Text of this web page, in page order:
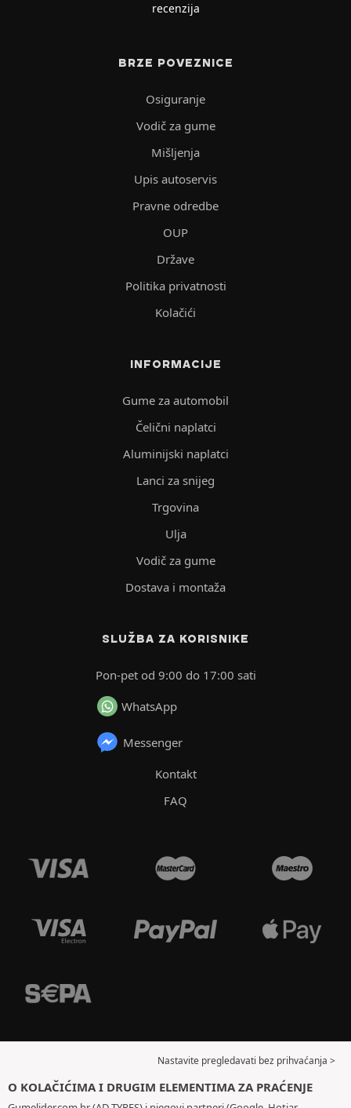
recenzija
BRZE POVEZNICE
Osiguranje
Vodič za gume
Mišljenja
Upis autoservis
Pravne odredbe
OUP
Države
Politika privatnosti
Kolačići
INFORMACIJE
Gume za automobil
Čelični naplatci
Aluminijski naplatci
Lanci za snijeg
Trgovina
Ulja
Vodič za gume
Dostava i montaža
SLUŽBA ZA KORISNIKE
Pon-pet od 9:00 do 17:00 sati
WhatsApp
Messenger
Kontakt
FAQ
Nastavite pregledavati bez prihvaćanja >
O KOLAČIĆIMA I DRUGIM ELEMENTIMA ZA PRAĆENJE